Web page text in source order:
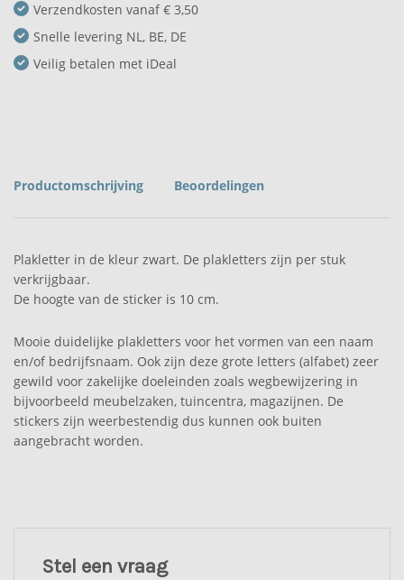
Verzendkosten vanaf € 3,50
Snelle levering NL, BE, DE
Veilig betalen met iDeal
Productomschrijving Beoordelingen
Plakletter in de kleur zwart. De plakletters zijn per stuk
verkrijgbaar.
De hoogte van de sticker is 10 cm.
Mooie duidelijke plakletters voor het vormen van een naam
en/of bedrijfsnaam. Ook zijn deze grote letters (alfabet) zeer
gewild voor zakelijke doeleinden zoals wegbewijzering in
bijvoorbeeld meubelzaken, tuincentra, magazijnen. De
stickers zijn weerbestendig dus kunnen ook buiten
aangebracht worden.
Stel een vraag